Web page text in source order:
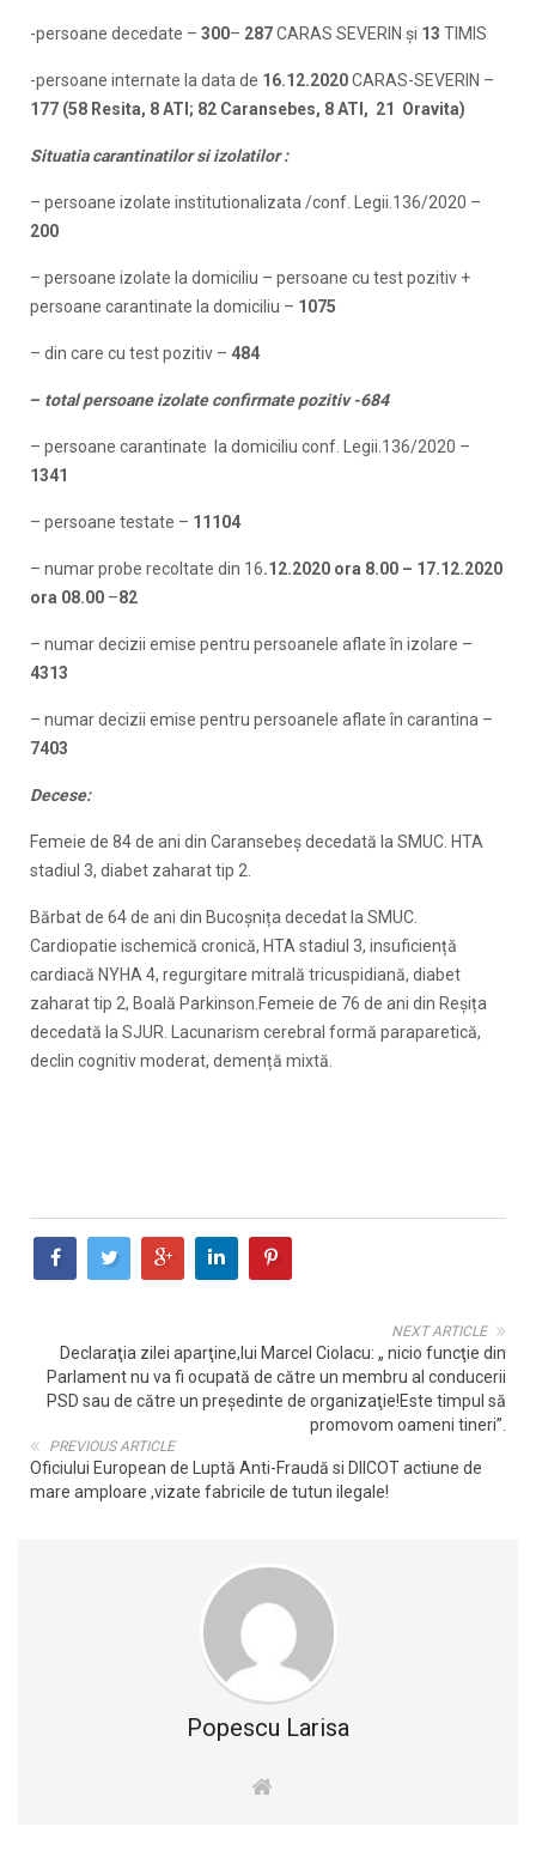
-persoane decedate – 300– 287CARAS SEVERIN şi 13 TIMIS
-persoane internate la data de 16.12.2020CARAS-SEVERIN –
177 (58 Resita, 8 ATI; 82 Caransebes, 8 ATI, 21 Oravita)
Situatia carantinatilor si izolatilor :
– persoane izolate institutionalizata /conf. Legii.136/2020 –
200
– persoane izolate la domiciliu – persoane cu test pozitiv +
persoane carantinate la domiciliu – 1075
– din care cu test pozitiv – 484
– total persoane izolate confirmate pozitiv -684
– persoane carantinate la domiciliu conf. Legii.136/2020 –
1341
– persoane testate – 11104
– numar probe recoltate din 16.12.2020 ora 8.00 – 17.12.2020
ora 08.00 –82
– numar decizii emise pentru persoanele aflate în izolare –
4313
– numar decizii emise pentru persoanele aflate în carantina –
7403
Decese:
Femeie de 84 de ani din Caransebeș decedată la SMUC. HTA
stadiul 3, diabet zaharat tip 2.
Bărbat de 64 de ani din Bucoșnița decedat la SMUC.
Cardiopatie ischemică cronică, HTA stadiul 3, insuficiență
cardiacă NYHA 4, regurgitare mitrală tricuspidiană, diabet
zaharat tip 2, Boală Parkinson.Femeie de 76 de ani din Reșița
decedată la SJUR. Lacunarism cerebral formă paraparetică,
declin cognitiv moderat, demență mixtă.
NEXT ARTICLE
Declaraţia zilei aparţine,lui Marcel Ciolacu: „ nicio funcţie din
Parlament nu va fi ocupată de către un membru al conducerii
PSD sau de către un preşedinte de organizaţie!Este timpul să
promovom oameni tineri”.
PREVIOUS ARTICLE
Oficiului European de Luptă Anti-Fraudă si DIICOT actiune de
mare amploare ,vizate fabricile de tutun ilegale!
Popescu Larisa